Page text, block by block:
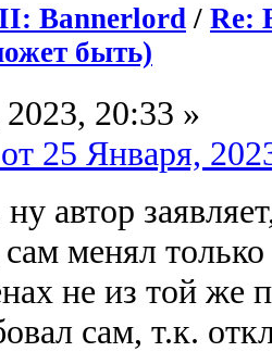
Bannerlord / Re:
быть)
20:33 »
25 Января,
ну автор
сам менял
не из той же
сам, т.к.